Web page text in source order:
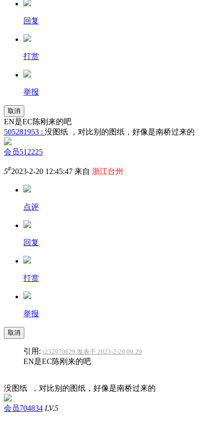
回复
打赏
举报
取消
EN是EC陈刚来的吧
505281953 : 没图纸 ，对比别的图纸，好像是南桥过来的
会员512225
5#2023-2-20 12:45:47 来自 浙江台州
点评
回复
打赏
举报
取消
引用: t252970629 发表于 2023-2-20 09:29
EN是EC陈刚来的吧
没图纸 ，对比别的图纸，好像是南桥过来的
会员704834 LV.5